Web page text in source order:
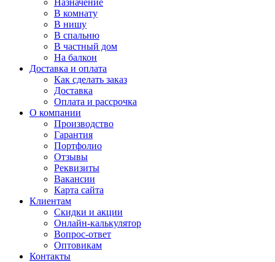
Назначение
В комнату
В нишу
В спальню
В частный дом
На балкон
Доставка и оплата
Как сделать заказ
Доставка
Оплата и рассрочка
О компании
Производство
Гарантия
Портфолио
Отзывы
Реквизиты
Вакансии
Карта сайта
Клиентам
Скидки и акции
Онлайн-калькулятор
Вопрос-ответ
Оптовикам
Контакты